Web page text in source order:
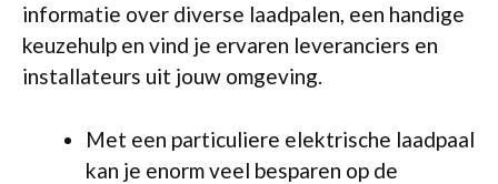
informatie over diverse laadpalen, een handige
keuzehulp en vind je ervaren leveranciers en
installateurs uit jouw omgeving.
Met een particuliere elektrische laadpaal
kan je enorm veel besparen op de